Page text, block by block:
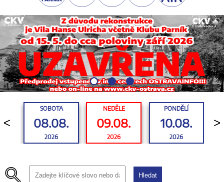
<
SOBOTA
08.08.
2026
NEDĚLE
09.08.
2026
PONDĚLÍ
10.08.
2026
>
Hledat